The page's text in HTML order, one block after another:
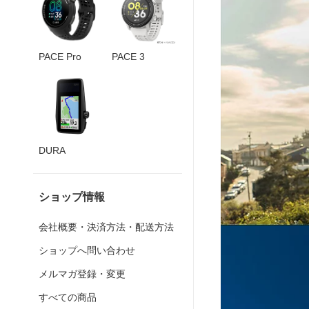
PACE Pro PACE 3
DURA
ショップ情報
会社概要・決済方法・配送方法
ショップへ問い合わせ
メルマガ登録・変更
すべての商品